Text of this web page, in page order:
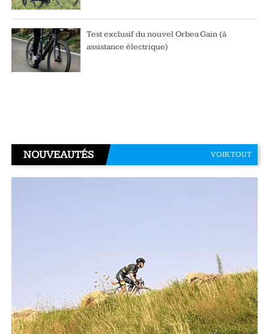
Test exclusif du nouvel Orbea Gain (à
assistance électrique)
NOUVEAUTÉS VOIR TOUT